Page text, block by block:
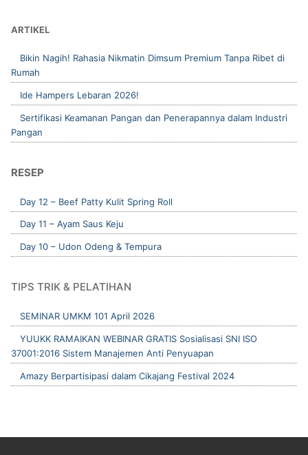
ARTIKEL
Bikin Nagih! Rahasia Nikmatin Dimsum Premium Tanpa Ribet di
Rumah
Ide Hampers Lebaran 2026!
Sertifikasi Keamanan Pangan dan Penerapannya dalam Industri
Pangan
RESEP
Day 12 – Beef Patty Kulit Spring Roll
Day 11 – Ayam Saus Keju
Day 10 – Udon Odeng & Tempura
TIPS TRIK & PELATIHAN
SEMINAR UMKM 101 April 2026
YUUKK RAMAIKAN WEBINAR GRATIS Sosialisasi SNI ISO
37001:2016 Sistem Manajemen Anti Penyuapan
Amazy Berpartisipasi dalam Cikajang Festival 2024